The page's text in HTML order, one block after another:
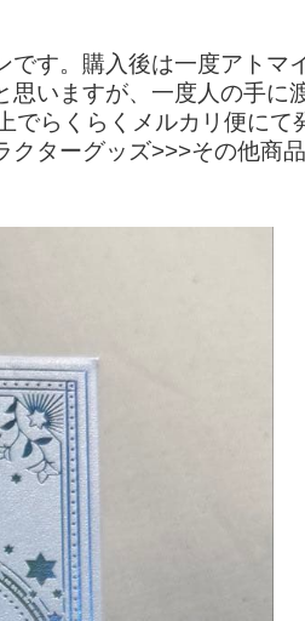
。購入後は一度アトマ
いますが、一度人の手
でらくらくメルカリ便に
クターグッズ>>>その他商